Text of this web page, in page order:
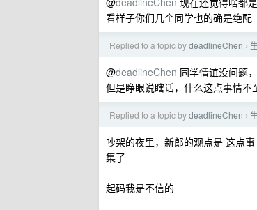
看样子你们几个同学也的确是绝配
Replied to a topic bydeadlineChen ›
@deadlineChen 同学情谊没问题
但是睁眼说瞎话，什么这点事情不
Replied to a topic bydeadlineChen ›
吵架的夜里，新郎的观点是 这点
集了
起码我是不信的